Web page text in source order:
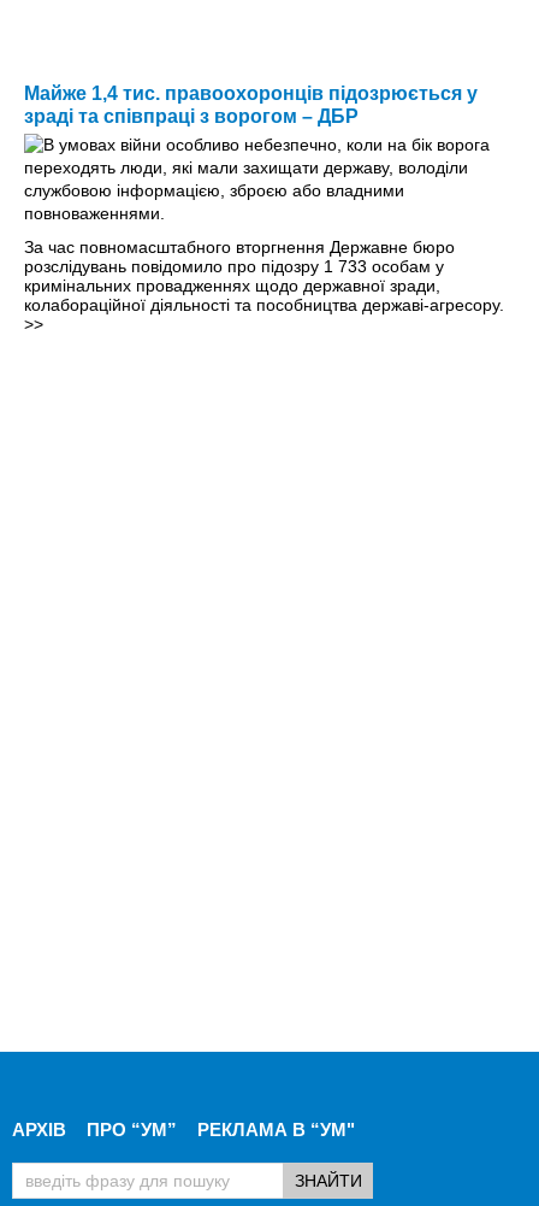
Майже 1,4 тис. правоохоронців підозрюється у
зраді та співпраці з ворогом – ДБР
За час повномасштабного вторгнення Державне бюро
розслідувань повідомило про підозру 1 733 особам у
кримінальних провадженнях щодо державної зради,
колабораційної діяльності та пособництва державі-агресору.
>>
АРХІВ ПРО “УМ” РЕКЛАМА В “УМ"